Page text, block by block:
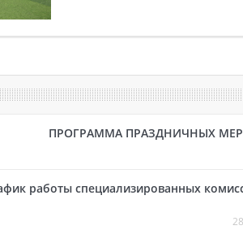
ПРОГРАММА ПРАЗДНИЧНЫХ
работы специализированных